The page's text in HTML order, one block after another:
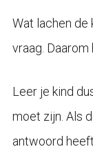
Wat lachen de
vraag.
Leer je kind
moet zijn. Als
antwoord